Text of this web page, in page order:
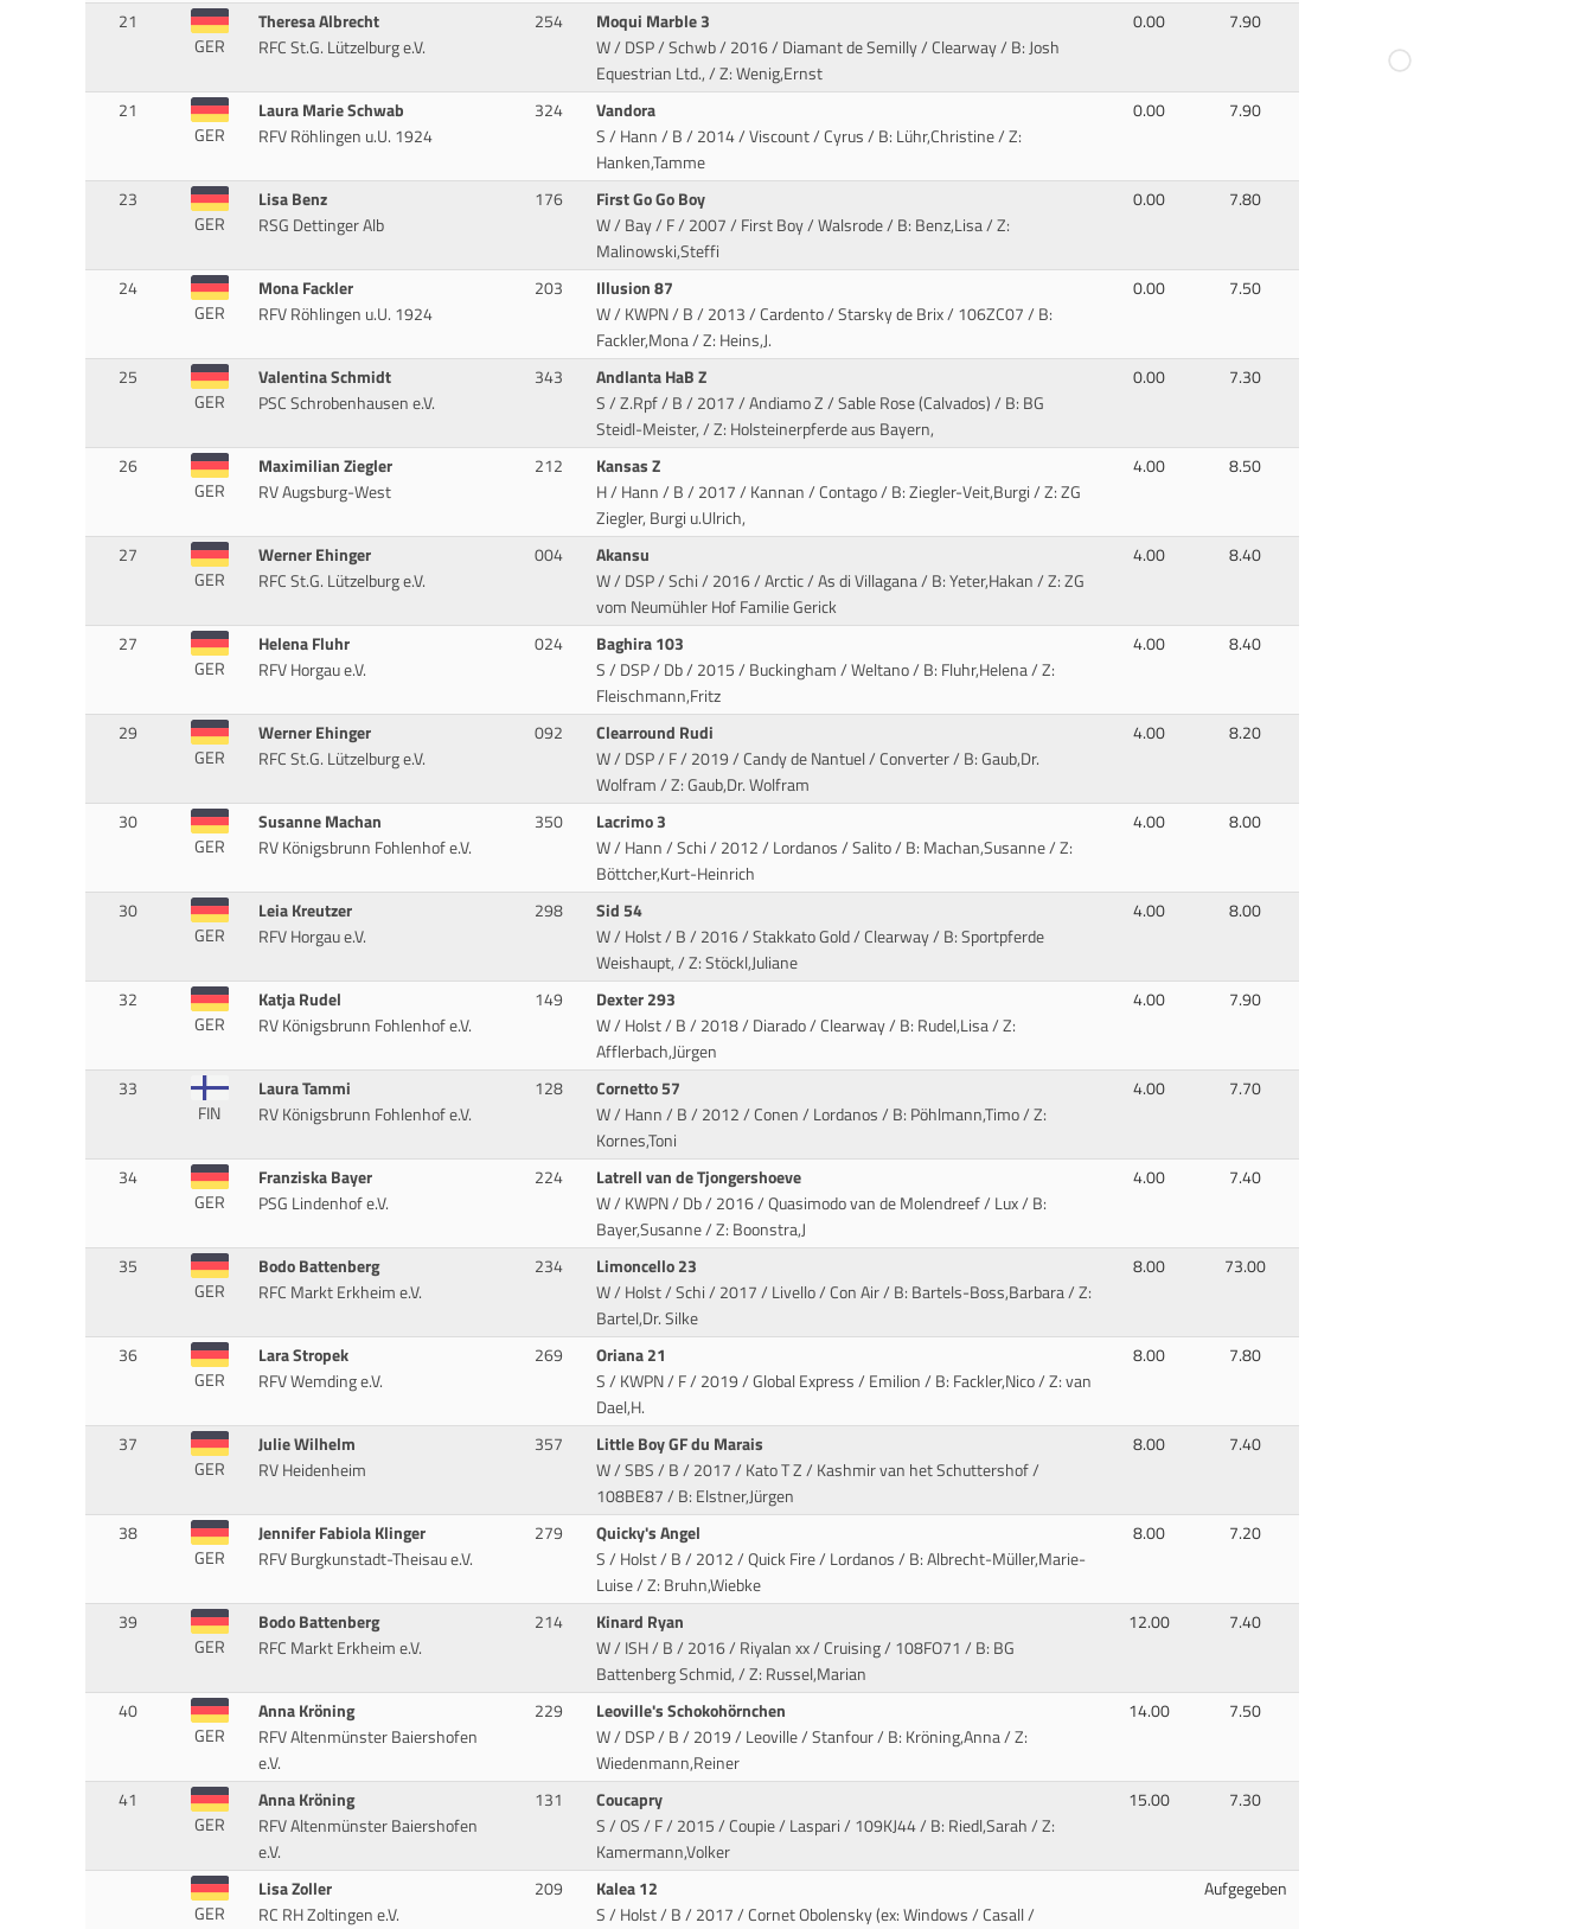
21
GER
Theresa Albrecht
RFC St.G. Lützelburg e.V.
254
Moqui Marble 3
W / DSP / Schwb / 2016 / Diamant de Semilly / Clearway/ B: Josh
Equestrian Ltd., / Z: Wenig,Ernst
0.00 7.90
21
GER
Laura Marie Schwab
RFV Röhlingen u.U. 1924
324
Vandora
S / Hann / B / 2014 / Viscount / Cyrus/ B: Lühr,Christine / Z:
Hanken,Tamme
0.00 7.90
23
GER
Lisa Benz
RSG Dettinger Alb
176
First Go Go Boy
W / Bay / F / 2007 / First Boy / Walsrode/ B: Benz,Lisa / Z:
Malinowski,Steffi
0.00 7.80
24
GER
Mona Fackler
RFV Röhlingen u.U. 1924
203
Illusion 87
W / KWPN / B / 2013 / Cardento / Starsky de Brix/ 106ZC07 / B:
Fackler,Mona / Z: Heins,J.
0.00 7.50
25
GER
Valentina Schmidt
PSC Schrobenhausen e.V.
343
Andlanta HaB Z
S / Z.Rpf / B / 2017 / Andiamo Z / Sable Rose (Calvados)/ B: BG
Steidl-Meister, / Z: Holsteinerpferde aus Bayern,
0.00 7.30
26
GER
Maximilian Ziegler
RV Augsburg-West
212
Kansas Z
H / Hann / B / 2017 / Kannan / Contago/ B: Ziegler-Veit,Burgi / Z: ZG
Ziegler, Burgi u.Ulrich,
4.00 8.50
27
GER
Werner Ehinger
RFC St.G. Lützelburg e.V.
004
Akansu
W / DSP / Schi / 2016 / Arctic / As di Villagana/ B: Yeter,Hakan / Z: ZG
vom Neumühler Hof Familie Gerick
4.00 8.40
27
GER
Helena Fluhr
RFV Horgau e.V.
024
Baghira 103
S / DSP / Db / 2015 / Buckingham / Weltano/ B: Fluhr,Helena / Z:
Fleischmann,Fritz
4.00 8.40
29
GER
Werner Ehinger
RFC St.G. Lützelburg e.V.
092
Clearround Rudi
W / DSP / F / 2019 / Candy de Nantuel / Converter/ B: Gaub,Dr.
Wolfram / Z: Gaub,Dr. Wolfram
4.00 8.20
30
GER
Susanne Machan
RV Königsbrunn Fohlenhof e.V.
350
Lacrimo 3
W / Hann / Schi / 2012 / Lordanos / Salito/ B: Machan,Susanne / Z:
Böttcher,Kurt-Heinrich
4.00 8.00
30
GER
Leia Kreutzer
RFV Horgau e.V.
298
Sid 54
W / Holst / B / 2016 / Stakkato Gold / Clearway/ B: Sportpferde
Weishaupt, / Z: Stöckl,Juliane
4.00 8.00
32
GER
Katja Rudel
RV Königsbrunn Fohlenhof e.V.
149
Dexter 293
W / Holst / B / 2018 / Diarado / Clearway/ B: Rudel,Lisa / Z:
Afflerbach,Jürgen
4.00 7.90
33
FIN
Laura Tammi
RV Königsbrunn Fohlenhof e.V.
128
Cornetto 57
W / Hann / B / 2012 / Conen / Lordanos/ B: Pöhlmann,Timo / Z:
Kornes,Toni
4.00 7.70
34
GER
Franziska Bayer
PSG Lindenhof e.V.
224
Latrell van de Tjongershoeve
W / KWPN / Db / 2016 / Quasimodo van de Molendreef / Lux/ B:
Bayer,Susanne / Z: Boonstra,J
4.00 7.40
35
GER
Bodo Battenberg
RFC Markt Erkheim e.V.
234
Limoncello 23
W / Holst / Schi / 2017 / Livello / Con Air/ B: Bartels-Boss,Barbara / Z:
Bartel,Dr. Silke
8.00 73.00
36
GER
Lara Stropek
RFV Wemding e.V.
269
Oriana 21
S / KWPN / F / 2019 / Global Express / Emilion/ B: Fackler,Nico / Z: van
Dael,H.
8.00 7.80
37
GER
Julie Wilhelm
RV Heidenheim
357
Little Boy GF du Marais
W / SBS / B / 2017 / Kato T Z / Kashmir van het Schuttershof/
108BE87 / B: Elstner,Jürgen
8.00 7.40
38
GER
Jennifer Fabiola Klinger
RFV Burgkunstadt-Theisau e.V.
279
Quicky's Angel
S / Holst / B / 2012 / Quick Fire / Lordanos/ B: Albrecht-Müller,Marie-
Luise / Z: Bruhn,Wiebke
8.00 7.20
39
GER
Bodo Battenberg
RFC Markt Erkheim e.V.
214
Kinard Ryan
W / ISH / B / 2016 / Riyalan xx / Cruising/ 108FO71 / B: BG
Battenberg Schmid, / Z: Russel,Marian
12.00 7.40
40
GER
Anna Kröning
RFV Altenmünster Baiershofen
e.V.
229
Leoville's Schokohörnchen
W / DSP / B / 2019 / Leoville / Stanfour/ B: Kröning,Anna / Z:
Wiedenmann,Reiner
14.00 7.50
41
GER
Anna Kröning
RFV Altenmünster Baiershofen
e.V.
131
Coucapry
S / OS / F / 2015 / Coupie / Laspari/ 109KJ44 / B: Riedl,Sarah / Z:
Kamermann,Volker
15.00 7.30
GER
Lisa Zoller
RC RH Zoltingen e.V.
209
Kalea 12
S / Holst / B / 2017 / Cornet Obolensky (ex: Windows / Casall/
Aufgegeben